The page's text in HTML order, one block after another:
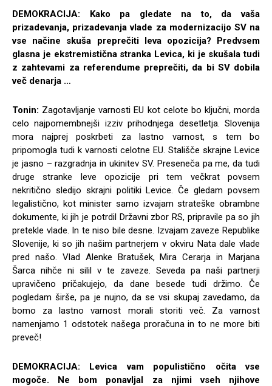
DEMOKRACIJA: Kako pa gledate na to, da vaša
prizadevanja, prizadevanja vlade za modernizacijo SV na
vse načine skuša preprečiti leva opozicija? Predvsem
glasna je ekstremistična stranka Levica, ki je skušala tudi
z zahtevami za referendume preprečiti, da bi SV dobila
več denarja …
Tonin: Zagotavljanje varnosti EU kot celote bo ključni, morda
celo najpomembnejši izziv prihodnjega desetletja. Slovenija
mora najprej poskrbeti za lastno varnost, s tem bo
pripomogla tudi k varnosti celotne EU. Stališče skrajne Levice
je jasno – razgradnja in ukinitev SV. Preseneča pa me, da tudi
druge stranke leve opozicije pri tem večkrat povsem
nekritično sledijo skrajni politiki Levice. Če gledam povsem
legalistično, kot minister samo izvajam strateške obrambne
dokumente, ki jih je potrdil Državni zbor RS, pripravile pa so jih
pretekle vlade. In te niso bile desne. Izvajam zaveze Republike
Slovenije, ki so jih našim partnerjem v okviru Nata dale vlade
pred našo. Vlad Alenke Bratušek, Mira Cerarja in Marjana
Šarca nihče ni silil v te zaveze. Seveda pa naši partnerji
upravičeno pričakujejo, da dane besede tudi držimo. Če
pogledam širše, pa je nujno, da se vsi skupaj zavedamo, da
bomo za lastno varnost morali storiti več. Za varnost
namenjamo 1 odstotek našega proračuna in to ne more biti
preveč!
DEMOKRACIJA: Levica vam populistično očita vse
mogoče. Ne bom ponavljal za njimi vseh njihove